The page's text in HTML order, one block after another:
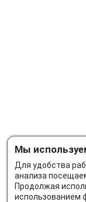
Мы
Для удобства
анализа
Продолжая
использованием